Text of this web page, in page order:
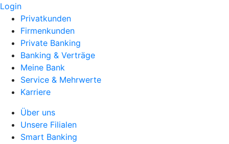
Login
Privatkunden
Firmenkunden
Private Banking
Banking & Verträge
Meine Bank
Service & Mehrwerte
Karriere
Über uns
Unsere Filialen
Smart Banking